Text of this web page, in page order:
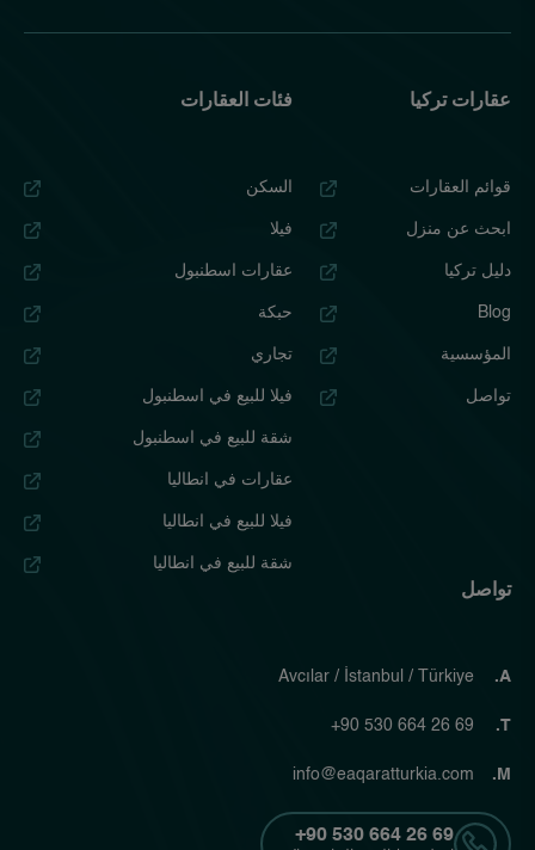
عقارات تركيا
قوائم العقارات
ابحث عن منزل
دليل تركيا
Blog
المؤسسية
تواصل
فئات العقارات
السكن
فيلا
عقارات اسطنبول
حبكة
تجاري
فيلا للبيع في اسطنبول
شقة للبيع في اسطنبول
عقارات في انطاليا
فيلا للبيع في انطاليا
شقة للبيع في انطاليا
تواصل
A.
Avcılar / İstanbul / Türkiye
T.
+90 530 664 26 69
M.
info@eaqaratturkia.com
+90 530 664 26 69